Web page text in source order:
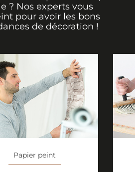
? Nos experts vous
pour avoir les bons
de décoration !
Papier peint